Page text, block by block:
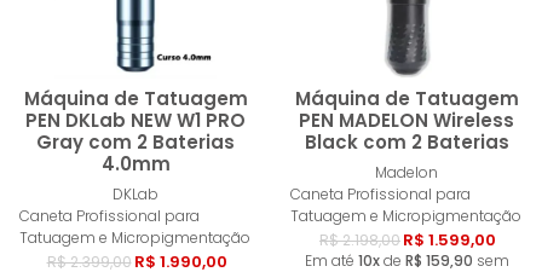
Máquina de Tatuagem
PEN DKLab NEW W1 PRO
Gray com 2 Baterias
4.0mm
DKLab
Caneta Profissional para
Tatuagem e Micropigmentação
R$ 2.399,00 R$ 1.990,00
Comprar
Máquina de Tatuagem
PEN MADELON Wireless
Black com 2 Baterias
Madelon
Caneta Profissional para
Tatuagem e Micropigmentação
R$ 2.198,00R$ 1.599,00
Em até 10xde R$ 159,90 sem